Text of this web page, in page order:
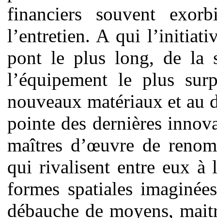
financiers souvent
l’entretien. A qui
pont le plus long, de la
l’équipement le plus
nouveaux matériaux et au
pointe des dernières
maîtres d’œuvre de
qui rivalisent entre eux à
formes spatiales
débauche de moyens,